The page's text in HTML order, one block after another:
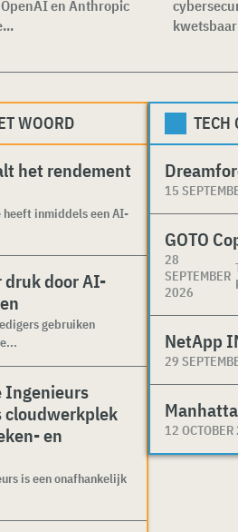
en Anthropic
WOORD
het rendement
inmiddels een AI-
druk door AI-
gebruiken
Ingenieurs
cloudwerkplek
en
is een onafhankelijk
TECH
15
GOTO
28
SEPTEMBER
2026
NetApp
29
12